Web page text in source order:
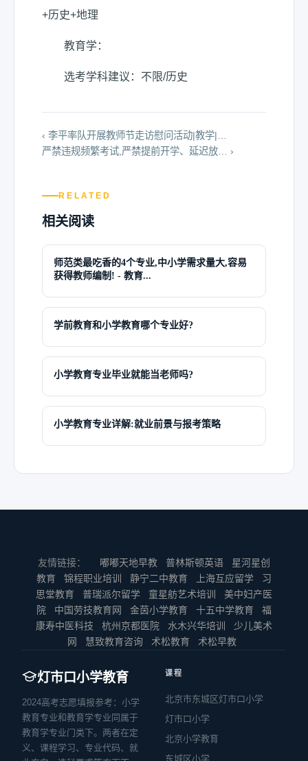
+历史+地理
教育学：
选考学科建议：不限/历史
‹ 李平率队开展教师节走访慰问活动|教学|…
严禁违规频繁考试,严禁提前开学、延迟放… ›
RELATED
相关阅读
师范类最吃香的4个专业,中小学需求量大,容易
获得教师编制! - 教育...
学前教育和小学教育哪个专业好?
小学教育专业毕业就能当老师吗?
小学教育专业详解:就业前景与报考策略
友情链接： 嘟嘟天地早教 普林斯顿英语
星河星创
教育
锦程职业培训 静宁二中教育 上海互应留学
习
思堂教育
普瑞派尔留学 童星舫艺术培训
美中妇产医
院
中国劳技教育网 金茵小学教育 十五中学教育
福
康寿中医科技
杭州京都医院 水木兴华培训
少儿美术
网
慧致教育咨询 术松教育 术松早教
灯市口小学教育
2024高考志愿填报参考：小学
教育专业和教育学专业同属于
教育学专业门类下。两者在定
义、课程学习、专业代码、就
课程
北京市东城区灯市口小学
灯市口小学
北京小学教育
东城区小学